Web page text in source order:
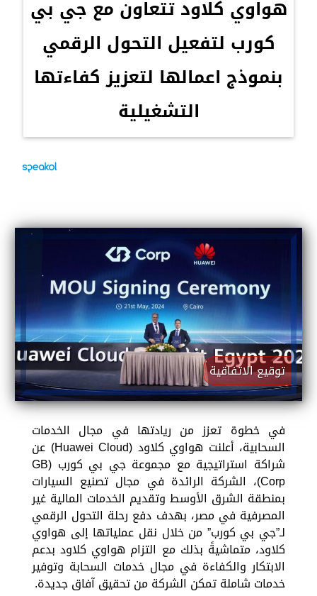
هواوي كلاود تتعاون مع جي بي
كورب لتفعيل التحول الرقمي
بنموذج اعمالها لتعزيز كفاءتها
التشغيلية
توقيع الاتفاقية
في خطوة تعزز من ريادتها في مجال الخدمات
السحابية، أعلنت هواوي كلاود (Huawei Cloud) عن
شراكة استراتيجية مع مجموعة جي بي كورب (GB
Corp)، الشركة الرائدة في مجال تصنيع السيارات
بمنطقة الشرق الأوسط وتقديم الخدمات المالية غير
المصرفية في مصر، بهدف دفع رحلة التحول الرقمي
لـ”جي بي كورب” من خلال نقل عملياتها إلى هواوي
كلاود، متماشيةً بذلك مع التزام هواوي كلاود بدعم
الابتكار والكفاءة في مجال خدمات السحابة وتوفير
خدمات شاملة تمكن الشركة من تحقيق آفاق جديدة.